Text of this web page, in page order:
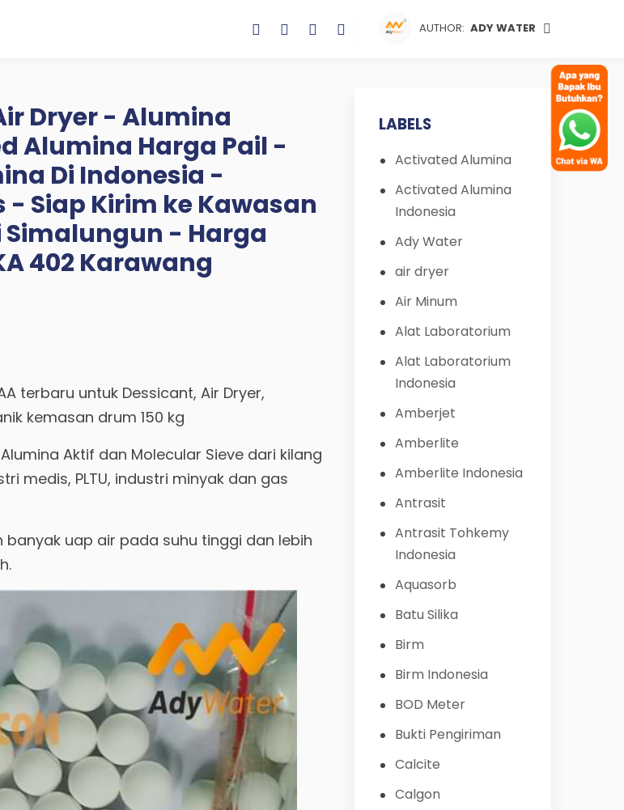
AUTHOR: ADY WATER
Dryer - Alumina
Alumina Harga Pail -
Di Indonesia -
Siap Kirim ke Kawasan
Simalungun - Harga
402 Karawang
terbaru untuk Dessicant, Air Dryer,
kemasan drum 150 kg
Aktif dan Molecular Sieve dari kilang
medis, PLTU, industri minyak dan gas
uap air pada suhu tinggi dan lebih
LABELS
Activated Alumina
Activated Alumina
Indonesia
Ady Water
air dryer
Air Minum
Alat Laboratorium
Alat Laboratorium
Indonesia
Amberjet
Amberlite
Amberlite Indonesia
Antrasit
Antrasit Tohkemy
Indonesia
Aquasorb
Batu Silika
Birm
Birm Indonesia
BOD Meter
Bukti Pengiriman
Calcite
Calgon